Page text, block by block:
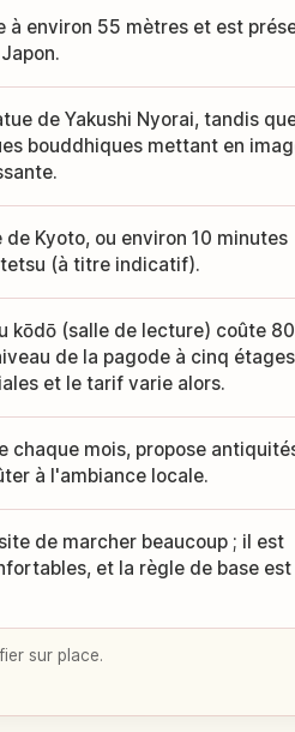
à environ 55 mètres et est
de Yakushi Nyorai, tandis
bouddhiques mettant en
Kyoto, ou environ 10 minutes
(à titre indicatif).
kōdō (salle de lecture) coûte
de la pagode à cinq étages
et le tarif varie alors.
chaque mois, propose
à l'ambiance locale.
de marcher beaucoup ; il est
et la règle de base est
sur place.